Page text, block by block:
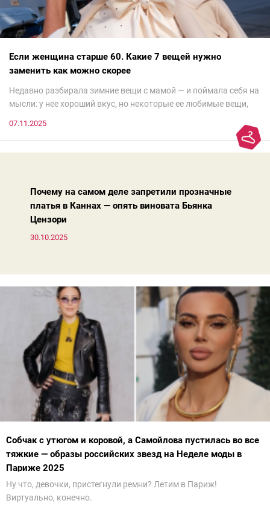
Если женщина старше 60. Какие 7 вещей нужно
заменить как можно скорее
Недавно разбирала зимние вещи с мамой — и поймала себя на
мысли: у нее хороший вкус, но некоторые ее любимые вещи,
добавляют ей лет.И проблема не в том, что они вышли из
моды. Вовсе нет.Проблема в том, что сама мода сделала шаг
07.11.2025
Почему на самом деле запретили прозначные
платья в Каннах — опять виновата Бьянка
Цензори
30.10.2025
Собчак с утюгом и коровой, а Самойлова пустилась во все
тяжкие — образы российских звезд на Неделе моды в
Париже 2025
Ну что, девочки, пристегнули ремни? Летим в Париж!
Виртуально, конечно.